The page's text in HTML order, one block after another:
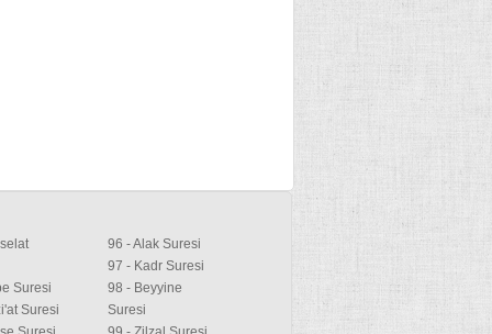
Suresi
Suresi
96 - Alak Suresi
97 - Kadr Suresi
98 - Beyyine
Suresi